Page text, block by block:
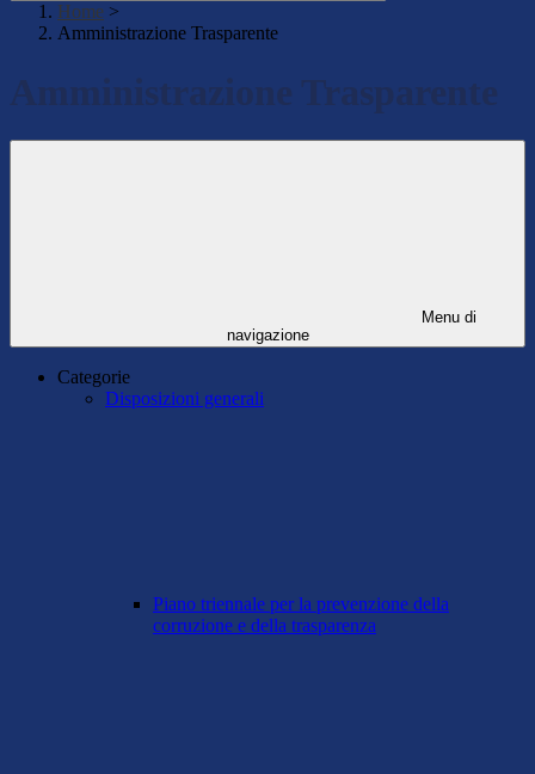
Home >
Amministrazione Trasparente
Amministrazione Trasparente
Menu di
navigazione
Categorie
Disposizioni generali
Piano triennale per la prevenzione della
corruzione e della trasparenza